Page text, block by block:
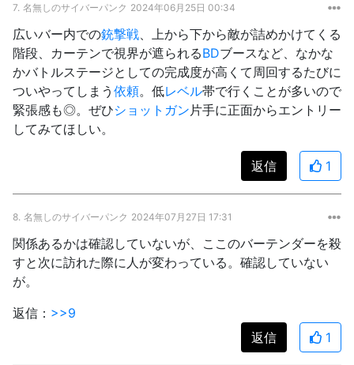
7. 名無しのサイバーパンク 2024年06月25日 00:34
広いバー内での銃撃戦 、上から下から敵が詰めかけてくる
階段、カーテンで視界が遮られるBDブースなど、なかな
かバトルステージとしての完成度が高くて周回するたびに
ついやってしまう 依頼。低レベル帯で行くことが多いので
緊張感も◎。ぜひショットガン 片手に正面からエントリー
してみてほしい。
返信 1
8. 名無しのサイバーパンク 2024年07月27日 17:31
関係あるかは確認していないが、ここのバーテンダーを殺
すと次に訪れた際に人が変わっている。確認していない
が。
返信： >>9
返信
1